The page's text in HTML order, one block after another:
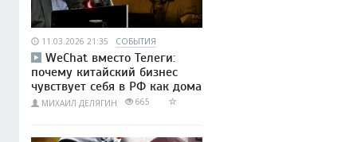
11.03.2026 21:35 СОБЫТИЯ
WeChat вместо Телеги:
почему китайский бизнес
чувствует себя в РФ как дома
МИХАИЛ ДЕЛЯГИН 665